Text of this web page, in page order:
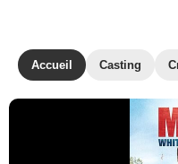
Accueil Casting